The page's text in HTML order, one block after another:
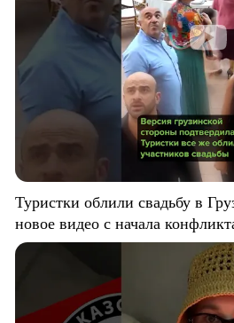
Туристки облили свадьбу в
новое видео с начала